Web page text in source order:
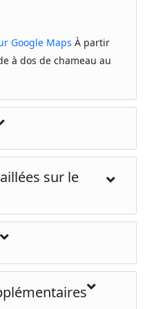
Google Maps À partir
à dos de chameau au
sur le
a commencé.
du désert de Merzouga